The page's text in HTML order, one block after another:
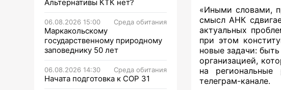
Альтернативы КТК нет?
06.08.2026 15:00 Среда обитания
Маркакольскому
государственному природному
заповеднику 50 лет
06.08.2026 14:30 Среда обитания
Начата подготовка к СОР 31
«Иными словами,
смысл АНК
актуальных
при этом
новые задачи:
организацией,
на
телеграм-канале.